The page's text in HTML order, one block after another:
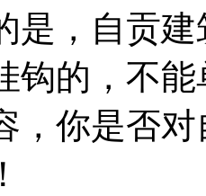
是，自贡
钩的，不
，你是否